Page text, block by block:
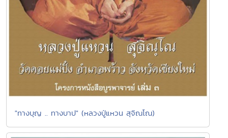
"ทางบุญ .. ทางบาป" (หลวงปู่แหวน สุจิณโณ)